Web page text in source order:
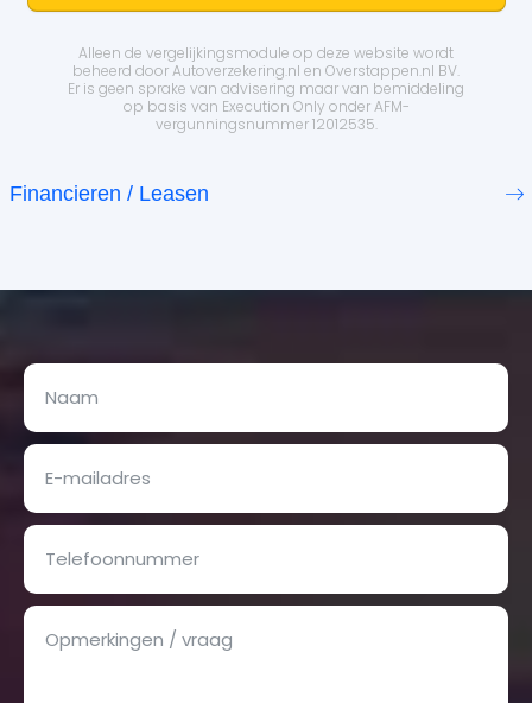
Alleen de vergelijkingsmodule op deze website wordt
beheerd doorAutoverzekering.nl en Overstappen.nl BV.
Er is geen sprake van advisering maar van bemiddeling
op basis van Execution Only onder AFM-
vergunningsnummer 12012535.
Financieren / Leasen